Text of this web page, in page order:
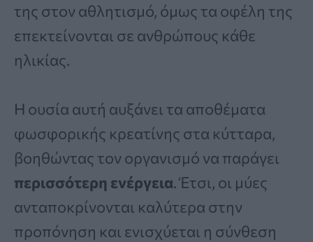
της στον αθλητισμό, όμως τα οφέλη της
επεκτείνονται σε ανθρώπους κάθε
ηλικίας.
Η ουσία αυτή αυξάνει τα αποθέματα
φωσφορικής κρεατίνης στα κύτταρα,
βοηθώντας τον οργανισμό να παράγει
περισσότερη ενέργεια. Έτσι, οι μύες
ανταποκρίνονται καλύτερα στην
προπόνηση και ενισχύεται η σύνθεση